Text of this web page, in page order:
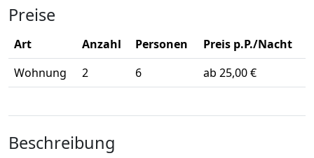
Preise
Art Anzahl Personen
Preis p.P./Nacht
Wohnung
2 6 ab 25,00 €
Beschreibung